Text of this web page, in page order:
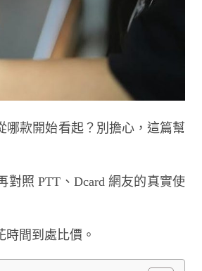
款開始看起？別擔心，這篇幫
對照 PTT、Dcard 網友的真實使
間到處比價。